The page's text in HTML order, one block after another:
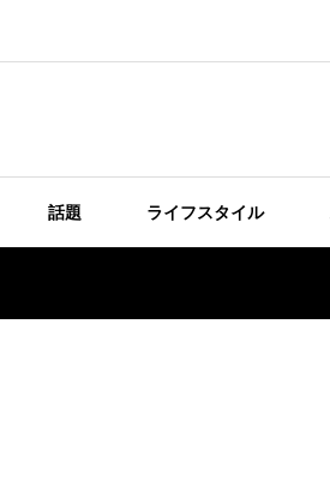
話題 ライフスタイル